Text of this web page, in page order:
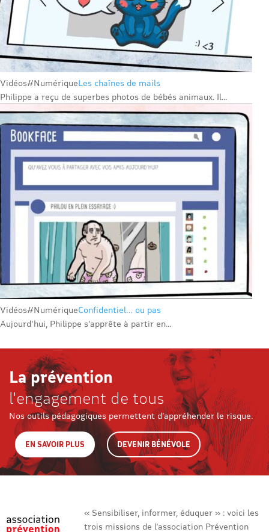
Vidéos#NumériqueLes chaînes de mails
Philippe a reçu de superbes photos de bébés animaux. Il...
Vidéos#NumériqueConfidentiel… ou pas
Aujourd’hui, Philippe s’apprête à partir en...
La prévention
l'engagement de tous
Nos outils pédagogiques permettent d’appréhender le risque.
EN SAVOIR PLUS DEVENIR BÉNÉVOLE
« Sensibiliser, informer, éduquer » : voici les
trois missions de l’association Prévention